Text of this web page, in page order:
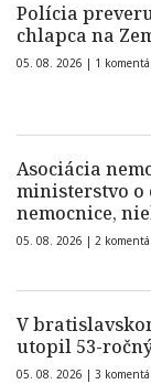
Polícia
chlapca na
05. 08. 2026 | 1
Asociácia
ministerstvo o
nemocnice,
05. 08. 2026 | 2
V
utopil 53-
05. 08. 2026 | 3